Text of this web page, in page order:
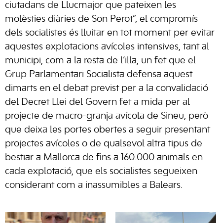
ciutadans de Llucmajor que pateixen les
molèsties diàries de Son Perot”, el compromís
dels socialistes és lluitar en tot moment per evitar
aquestes explotacions avícoles intensives, tant al
municipi, com a la resta de l’illa, un fet que el
Grup Parlamentari Socialista defensa aquest
dimarts en el debat previst per a la convalidació
del Decret Llei del Govern fet a mida per al
projecte de macro-granja avícola de Sineu, però
que deixa les portes obertes a seguir presentant
projectes avícoles o de qualsevol altra tipus de
bestiar a Mallorca de fins a 160.000 animals en
cada explotació, que els socialistes segueixen
considerant com a inassumibles a Balears.